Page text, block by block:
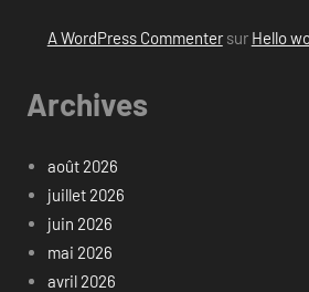
A WordPress Commentersur Hello
Archives
août 2026
juillet 2026
juin 2026
mai 2026
avril 2026